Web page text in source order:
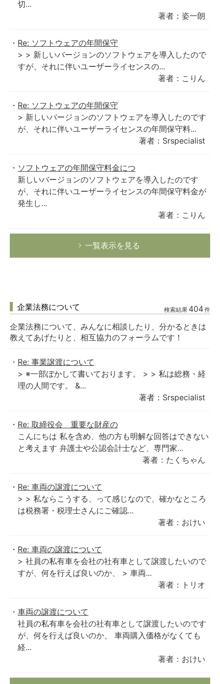
切...
著者：姿一朗
Re: ソフトウェアの年間保守
> > 新しいバージョンのソフトウェアを導入したので
すが、それに伴いユーザーライセンスの...
著者：こりん
Re: ソフトウェアの年間保守
> 新しいバージョンのソフトウェアを導入したのです
が、それに伴いユーザーライセンスの年間保守料...
著者：Srspecialist
ソフトウェアの年間保守料金につ
新しいバージョンのソフトウェアを導入したのです
が、それに伴いユーザーライセンスの年間保守料金が
発生し...
著者：こりん
一覧表示を見る
企業法務について 検索結果 404件
企業法務について、みんなに相談したり、分かるときは
教えてあげたりと、相互協力のフォーラムです！
Re: 事業譲渡について
> ※一部ぼかして書いております。 > > 私は総務・経
理の人間です。 &...
著者：Srspecialist
Re: 取締役会 重要な財産の
こんにちは 私を含め、他の方も明解な回答はできない
と考えます 弁護士や公認会計士など、専門家...
著者：たくちゃん
Re: 車両の譲渡について
> > 私ならこうする、って感じなので、確かなところ
は税務署・税理士さんにご確認...
著者：おけい
Re: 車両の譲渡について
> 社員の私有車を会社の社有車として譲渡したいので
すが、何を行えば良いのか、 > 車両...
著者：トリオ
車両の譲渡について
社員の私有車を会社の社有車として譲渡したいのです
が、何を行えば良いのか、 車両購入価格がなくても
経...
著者：おけい